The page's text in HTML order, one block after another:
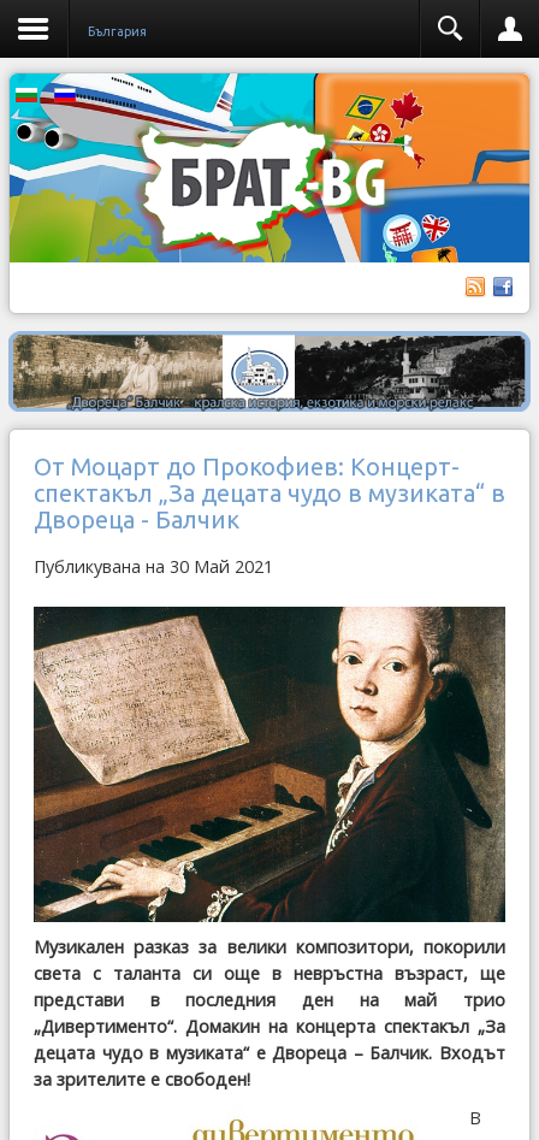
България
От Моцарт до Прокофиев: Концерт-
спектакъл „За децата чудо в музиката“ в
Двореца - Балчик
Публикувана на 30 Май 2021
Музикален разказ за велики композитори, покорили
света с таланта си още в невръстна възраст, ще
представи в последния ден на май трио
„Дивертименто“. Домакин на концерта спектакъл „За
децата чудо в музиката“ е Двореца – Балчик. Входът
за зрителите е свободен!
В